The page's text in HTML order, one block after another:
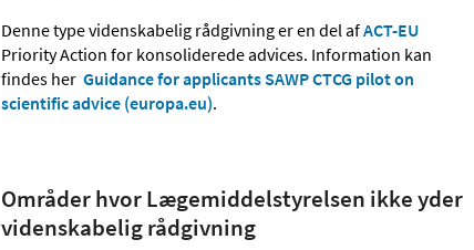
Denne type videnskabelig rådgivning er en del afACT-EU
Priority Action for konsoliderede advices. Information kan
findes her Guidance for applicants SAWP CTCG pilot on
scientific advice (europa.eu).
Områder hvor Lægemiddelstyrelsen ikke yder
videnskabelig rådgivning